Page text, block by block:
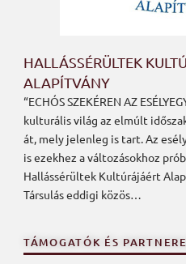
HALLÁSSÉRÜLTEK
ALAPÍTVÁNY
“ECHÓS SZEKÉREN AZ
kulturális világ az elmúlt
át, mely jelenleg is tart. Az
is ezekhez a változásokhoz
Hallássérültek Kultúrájáért
Társulás eddigi közös…
TÁMOGATÓK ÉS